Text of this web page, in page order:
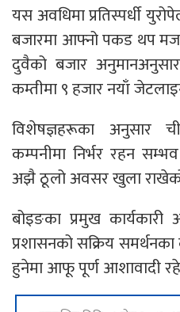
यस अवधिमा प्रतिस्पर्धी
बजारमा आफ्नो पकड थप
दुवैको बजार
कम्तीमा ९ हजार नयाँ
विशेषज्ञहरूका अनुसार
कम्पनीमा निर्भर रहन
अझै ठूलो अवसर खुला
बोइङका प्रमुख कार्यकारी
प्रशासनको सक्रिय
हुनेमा आफू पूर्ण आशावादी